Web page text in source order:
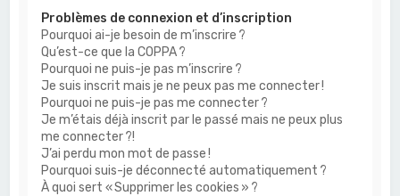
Problèmes de connexion et d’inscription
Pourquoi ai-je besoin de m’inscrire ?
Qu’est-ce que la COPPA ?
Pourquoi ne puis-je pas m’inscrire ?
Je suis inscrit mais je ne peux pas me connecter !
Pourquoi ne puis-je pas me connecter ?
Je m’étais déjà inscrit par le passé mais ne peux plus
me connecter ?!
J’ai perdu mon mot de passe !
Pourquoi suis-je déconnecté automatiquement ?
À quoi sert « Supprimer les cookies » ?